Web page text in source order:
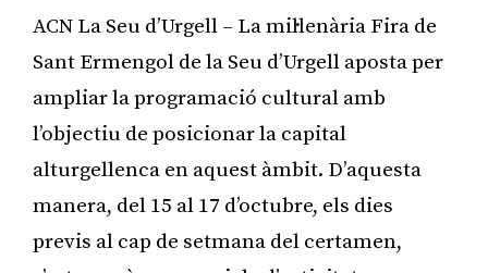
ACN La Seu d’Urgell – La mil·lenària Fira de
Sant Ermengol de la Seu d’Urgell aposta per
ampliar la programació cultural amb
l’objectiu de posicionar la capital
alturgellenca en aquest àmbit. D’aquesta
manera, del 15 al 17 d’octubre, els dies
previs al cap de setmana del certamen,